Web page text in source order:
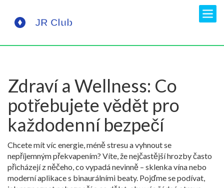
Zdraví a Wellness: Co
potřebujete vědět pro
každodenní bezpečí
Chcete mít víc energie, méně stresu a vyhnout se
nepříjemným překvapením? Víte, že nejčastější hrozby často
přicházejí z něčeho, co vypadá nevinně – sklenka vína nebo
moderní aplikace s binaurálními beaty. Pojďme se podívat,